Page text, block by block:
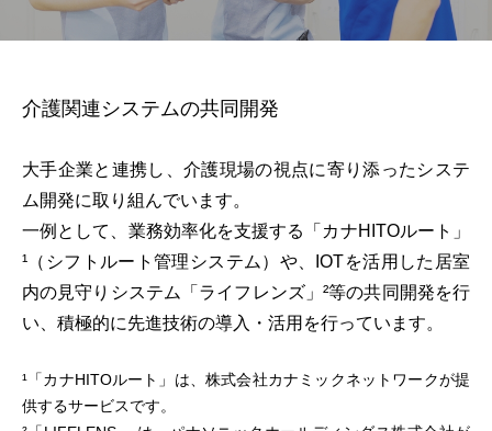
介護関連システムの共同開発
大手企業と連携し、介護現場の視点に寄り添ったシステ
ム開発に取り組んでいます。
一例として、業務効率化を支援する「カナHITOルート」
¹（シフトルート管理システム）や、IOTを活用した居室
内の見守りシステム「ライフレンズ」²等の共同開発を行
い、積極的に先進技術の導入・活用を行っています。
¹「カナHITOルート」は、株式会社カナミックネットワークが提
供するサービスです。